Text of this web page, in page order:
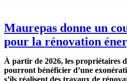
Maurepas donne un
pour la rénovation
À partir de 2026, les propriétaires
pourront bénéficier d’une
s’ils réalisent des travaux de